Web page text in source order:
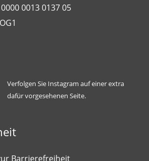
0013 0137 05
Verfolgen Sie Instagram auf einer extra
dafür vorgesehenen Seite.
Barrierefreiheit